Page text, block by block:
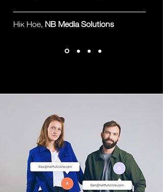
Нік Ное, NB Media Solutions